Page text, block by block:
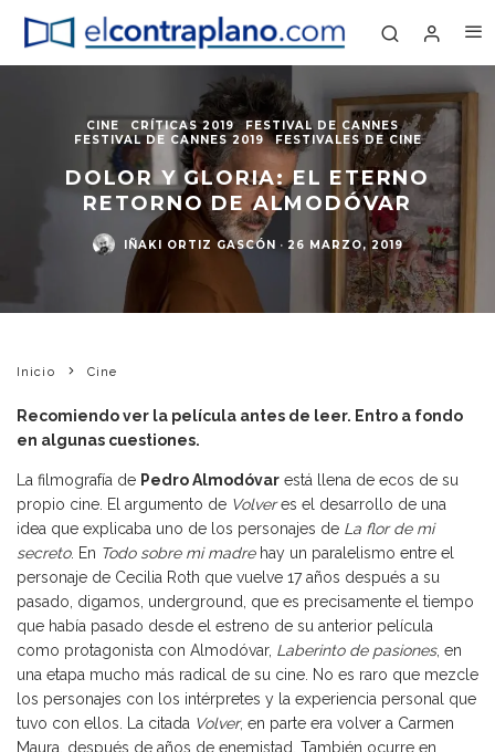
CINE CRÍTICAS 2019
FESTIVAL DE CANNES
FESTIVAL DE CANNES 2019
FESTIVALES DE CINE
DOLOR Y GLORIA: EL ETERNO
RETORNO DE ALMODÓVAR
IÑAKI ORTIZ GASCÓN · 26 MARZO, 2019
Inicio Cine
Recomiendo ver la película antes de leer. Entro a fondo
en algunas cuestiones.
La filmografía de Pedro Almodóvar está llena de ecos de su
propio cine. El argumento de Volveres el desarrollo de una
idea que explicaba uno de los personajes de La flor de mi
secreto. En Todo sobre mi madrehay un paralelismo entre el
personaje de Cecilia Roth que vuelve 17 años después a su
pasado, digamos, underground, que es precisamente el tiempo
que había pasado desde el estreno de su anterior película
como protagonista con Almodóvar, Laberinto de pasiones, en
una etapa mucho más radical de su cine. No es raro que mezcle
los personajes con los intérpretes y la experiencia personal que
tuvo con ellos. La citada Volver, en parte era volver a Carmen
Maura, después de años de enemistad. También ocurre en